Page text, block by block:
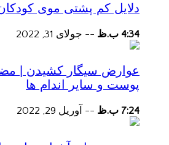
دلایل کم پشتی موی
4:34 ب.ظ -- جولای 31, 2022
عوارض سیگار کشیدن |
پوست و سایر اندام ها
7:24 ب.ظ -- آوریل 29, 2022